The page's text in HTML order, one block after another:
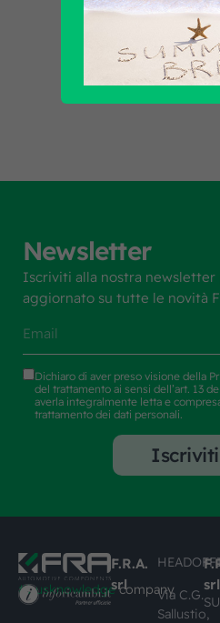
Scopri tutti
Newsletter
Iscriviti alla nostra newsletter
aggiornato su tutte le novità
Dichiaro di aver preso visione della
del trattamento ai sensi dell’art. 13
averla integralmente letta e
trattamento dei dati personali.
Iscriviti
#busknowledgecompany
F.R.A.
srl
Via C.G.
Sallustio,
srl